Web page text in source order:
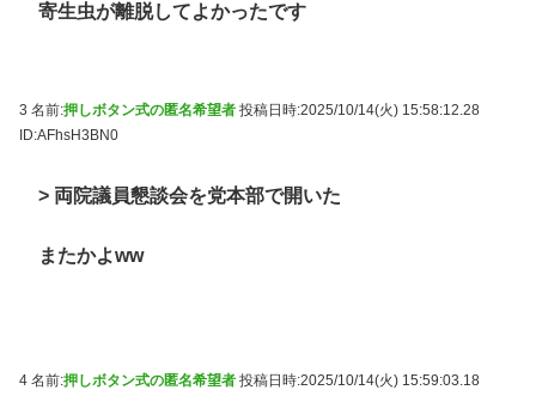
寄生虫が離脱してよかったです
3 名前:押しボタン式の匿名希望者 投稿日時:2025/10/14(火) 15:58:12.28
ID:AFhsH3BN0
> 両院議員懇談会を党本部で開いた
またかよww
4 名前:押しボタン式の匿名希望者 投稿日時:2025/10/14(火) 15:59:03.18